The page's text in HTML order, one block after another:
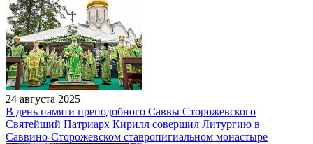
24 августа 2025
В день памяти преподобного Саввы Сторожевского
Святейший Патриарх Кирилл совершил Литургию в
Саввино-Сторожевском ставропигиальном монастыре